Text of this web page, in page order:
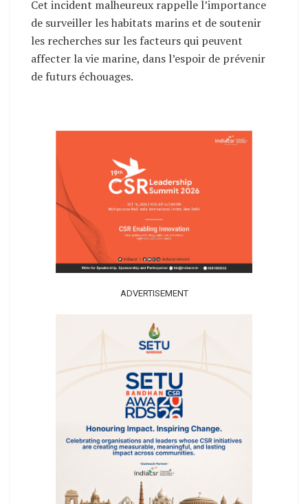
Cet incident malheureux rappelle l’importance
de surveiller les habitats marins et de soutenir
les recherches sur les facteurs qui peuvent
affecter la vie marine, dans l’espoir de prévenir
de futurs échouages.
ADVERTISEMENT